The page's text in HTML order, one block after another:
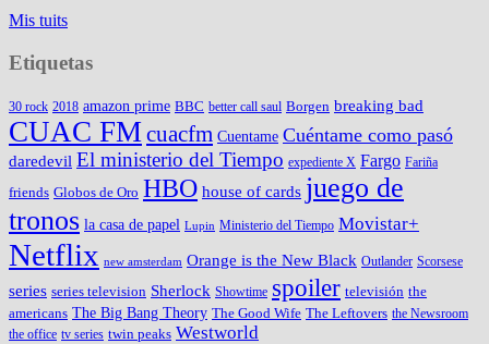
Mis tuits
Etiquetas
30 rock 2018 amazon prime BBC better call saul Borgen breaking bad
CUAC FMcuacfm Cuentame Cuéntame como pasó
daredevil El ministerio del Tiempo expediente X Fargo Fariña
friends Globos de Oro HBO house of cards juego de
tronos la casa de papel Lupin Ministerio del Tiempo Movistar+
Netflix new amsterdam Orange is the New Black Outlander Scorsese
series series television Sherlock Showtime spoiler televisión the
americans The Big Bang Theory The Good Wife The Leftovers the Newsroom
the office tv series twin peaks Westworld